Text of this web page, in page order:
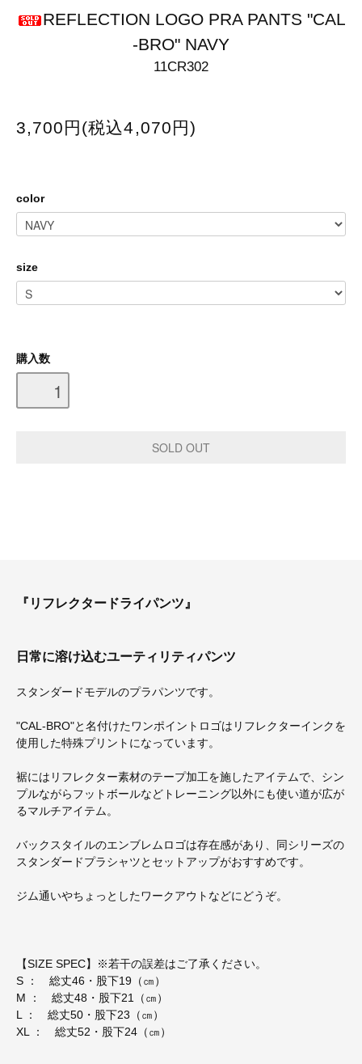
REFLECTION LOGO PRA PANTS "CAL
-BRO" NAVY
11CR302
3,700円(税込4,070円)
color
size
購入数
『リフレクタードライパンツ』
日常に溶け込むユーティリティパンツ
スタンダードモデルのプラパンツです。
"CAL-BRO"と名付けたワンポイントロゴはリフレクターインクを
使用した特殊プリントになっています。
裾にはリフレクター素材のテープ加工を施したアイテムで、シン
プルながらフットボールなどトレーニング以外にも使い道が広が
るマルチアイテム。
バックスタイルのエンブレムロゴは存在感があり、同シリーズの
スタンダードプラシャツとセットアップがおすすめです。
ジム通いやちょっとしたワークアウトなどにどうぞ。
【SIZE SPEC】※若干の誤差はご了承ください。
S ： 総丈46・股下19（㎝）
M ： 総丈48・股下21（㎝）
L ： 総丈50・股下23（㎝）
XL ： 総丈52・股下24（㎝）